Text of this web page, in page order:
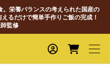
栄養バランスの考えられた国産の
るだけで簡単手作りご飯の完成！
監修